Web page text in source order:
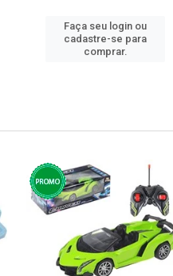
Faça seu login ou
cadastre-se para
comprar.